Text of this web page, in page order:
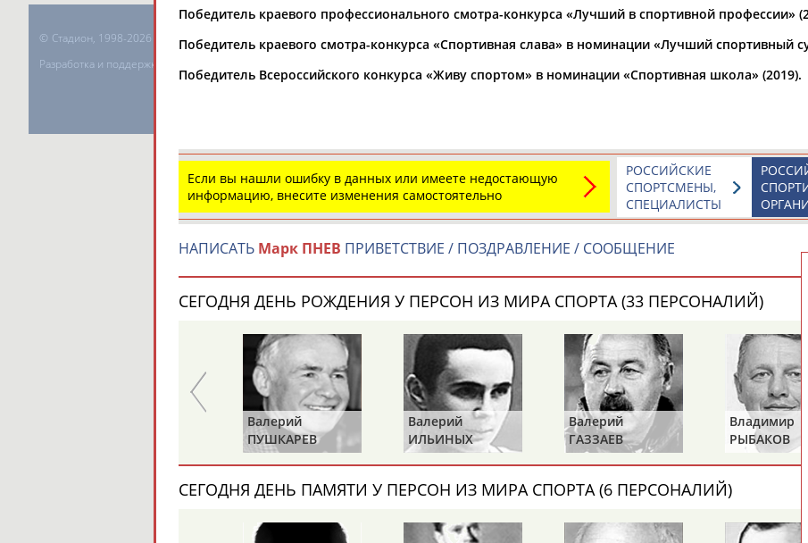
© Стадион, 1998-2026
Разработка и поддержка ООО НАИТ «Стадион»
Адресов в
Подпишись
Победитель краевого профессионального смотра-конкурса «Лучший в спортивной профессии»
Победитель краевого смотра-конкурса «Спортивная слава» в номинации «Лучший спортивный
Победитель Всероссийского конкурса «Живу спортом» в номинации «Спортивная школа» (2019).
Если вы нашли ошибку в данных или имеете недостающую
информацию, внесите изменения самостоятельно
РОССИЙСКИЕ
СПОРТСМЕНЫ,
СПЕЦИАЛИСТЫ
НАПИСАТЬ Марк ПНЕВ ПРИВЕТСТВИЕ / ПОЗДРАВЛЕНИЕ / СООБЩЕНИЕ
СЕГОДНЯ ДЕНЬ РОЖДЕНИЯ У ПЕРСОН ИЗ МИРА СПОРТА (33 ПЕРСОНАЛИЙ)
Валерий
ПУШКАРЕВ
Валерий
ИЛЬИНЫХ
Валерий
ГАЗЗАЕВ
Владимир
РЫБАКОВ
СЕГОДНЯ ДЕНЬ ПАМЯТИ У ПЕРСОН ИЗ МИРА СПОРТА (6 ПЕРСОНАЛИЙ)